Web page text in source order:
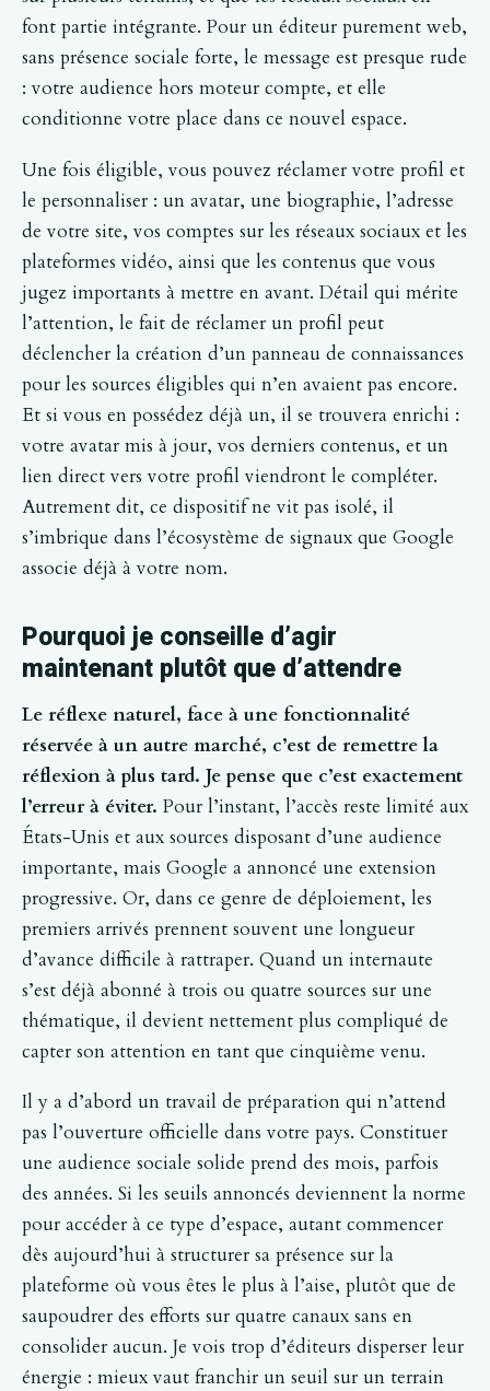
font partie intégrante. Pour un éditeur purement web,
sans présence sociale forte, le message est presque rude
: votre audience hors moteur compte, et elle
conditionne votre place dans ce nouvel espace.
Une fois éligible, vous pouvez réclamer votre profil et
le personnaliser : un avatar, une biographie, l’adresse
de votre site, vos comptes sur les réseaux sociaux et les
plateformes vidéo, ainsi que les contenus que vous
jugez importants à mettre en avant. Détail qui mérite
l’attention, le fait de réclamer un profil peut
déclencher la création d’un panneau de connaissances
pour les sources éligibles qui n’en avaient pas encore.
Et si vous en possédez déjà un, il se trouvera enrichi :
votre avatar mis à jour, vos derniers contenus, et un
lien direct vers votre profil viendront le compléter.
Autrement dit, ce dispositif ne vit pas isolé, il
s’imbrique dans l’écosystème de signaux que Google
associe déjà à votre nom.
Pourquoi je conseille d’agir
maintenant plutôt que d’attendre
Le réflexe naturel, face à une fonctionnalité
réservée à un autre marché, c’est de remettre la
réflexion à plus tard. Je pense que c’est exactement
l’erreur à éviter. Pour l’instant, l’accès reste limité aux
États-Unis et aux sources disposant d’une audience
importante, mais Google a annoncé une extension
progressive. Or, dans ce genre de déploiement, les
premiers arrivés prennent souvent une longueur
d’avance difficile à rattraper. Quand un internaute
s’est déjà abonné à trois ou quatre sources sur une
thématique, il devient nettement plus compliqué de
capter son attention en tant que cinquième venu.
Il y a d’abord un travail de préparation qui n’attend
pas l’ouverture officielle dans votre pays. Constituer
une audience sociale solide prend des mois, parfois
des années. Si les seuils annoncés deviennent la norme
pour accéder à ce type d’espace, autant commencer
dès aujourd’hui à structurer sa présence sur la
plateforme où vous êtes le plus à l’aise, plutôt que de
saupoudrer des efforts sur quatre canaux sans en
consolider aucun. Je vois trop d’éditeurs disperser leur
énergie : mieux vaut franchir un seuil sur un terrain